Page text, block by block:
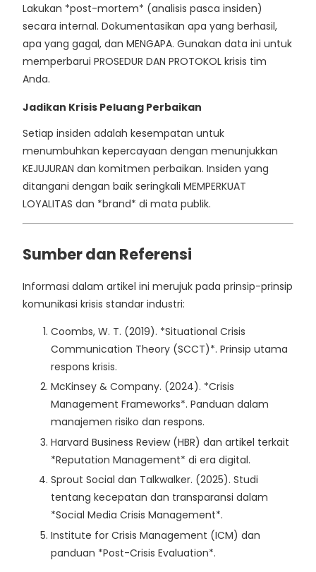
Lakukan *post-mortem* (analisis pasca insiden)
secara internal. Dokumentasikan apa yang berhasil,
apa yang gagal, dan MENGAPA. Gunakan data ini untuk
memperbarui PROSEDUR DAN PROTOKOL krisis tim
Anda.
Jadikan Krisis Peluang Perbaikan
Setiap insiden adalah kesempatan untuk
menumbuhkan kepercayaan dengan menunjukkan
KEJUJURAN dan komitmen perbaikan. Insiden yang
ditangani dengan baik seringkali MEMPERKUAT
LOYALITAS dan *brand* di mata publik.
Sumber dan Referensi
Informasi dalam artikel ini merujuk pada prinsip-prinsip
komunikasi krisis standar industri:
Coombs, W. T. (2019). *Situational Crisis
Communication Theory (SCCT)*. Prinsip utama
respons krisis.
McKinsey & Company. (2024). *Crisis
Management Frameworks*. Panduan dalam
manajemen risiko dan respons.
Harvard Business Review (HBR) dan artikel terkait
*Reputation Management* di era digital.
Sprout Social dan Talkwalker. (2025). Studi
tentang kecepatan dan transparansi dalam
*Social Media Crisis Management*.
Institute for Crisis Management (ICM) dan
panduan *Post-Crisis Evaluation*.